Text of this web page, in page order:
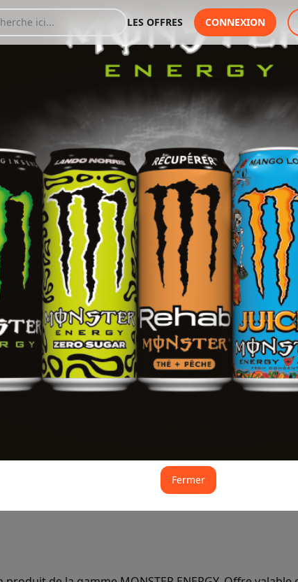
LES OFFRES CONNEXION
MONSTER ENERGY !
d'une canette
!
Fermer
JE DEMANDE MON
Offre valable
sur Internet.
Vous devez vous
bénéficier de
J'y vais de ce pas 🙂
J - 54avant la fin de
ENERGY !